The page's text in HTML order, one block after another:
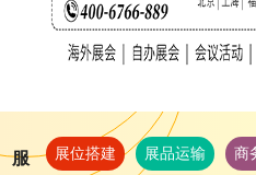
服
展位搭建 展品运输 商